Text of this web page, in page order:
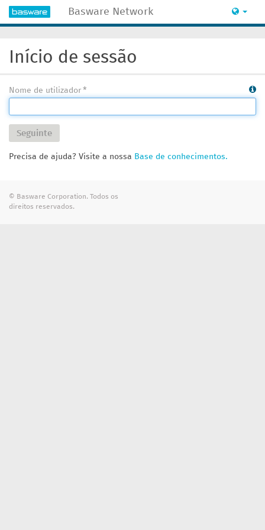
Basware Network
Início de sessão
Nome de utilizador
Seguinte
Precisa de ajuda? Visite a nossa Base de conhecimentos.
© Basware Corporation. Todos os
direitos reservados.